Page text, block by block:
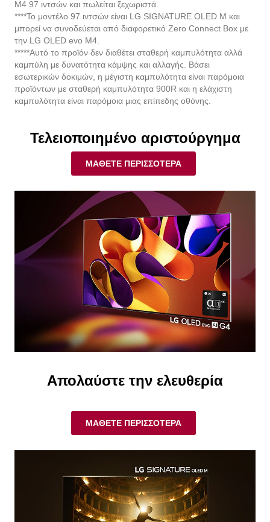
μπορεί να συνοδεύεται από διαφορετικό Zero Connect Box με
την LG OLED evo M4.
*****Αυτό το προϊόν δεν διαθέτει σταθερή καμπυλότητα αλλά
καμπύλη με δυνατότητα κάμψης και αλλαγής. Βάσει
εσωτερικών δοκιμών, η μέγιστη καμπυλότητα είναι παρόμοια
προϊόντων με σταθερή καμπυλότητα 900R και η ελάχιστη
καμπυλότητα είναι παρόμοια μιας επίπεδης οθόνης.
ΜΆΘΕΤΕ ΠΕΡΙΣΣΌΤΕΡΑ
Απολαύστε την ελευθερία